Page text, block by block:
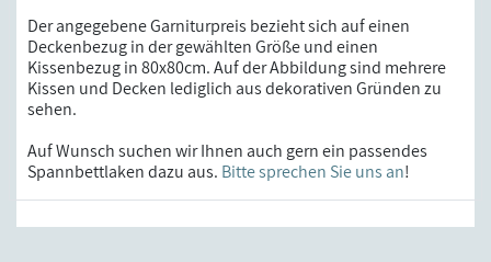
Der angegebene Garniturpreis bezieht sich auf einen
Deckenbezug in der gewählten Größe und einen
Kissenbezug in 80x80cm. Auf der Abbildung sind mehrere
Kissen und Decken lediglich aus dekorativen Gründen zu
sehen.
Auf Wunsch suchen wir Ihnen auch gern ein passendes
Spannbettlaken dazu aus. Bitte sprechen Sie uns an!